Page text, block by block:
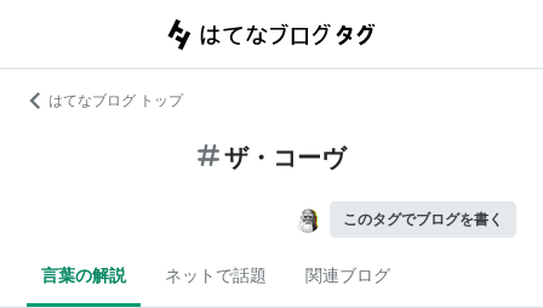
はてなブログ トップ
ザ・コーヴ
このタグでブログを書く
言葉の解説 ネットで話題 関連ブログ